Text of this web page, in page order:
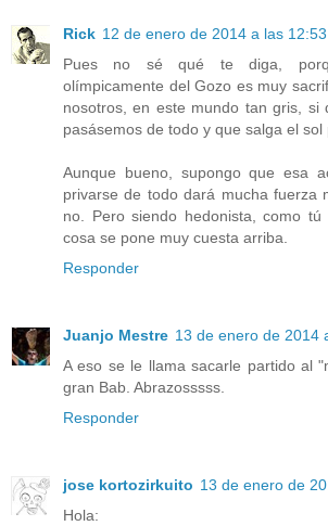
Rick 12 de enero de 2014 a las 12:53
Pues no sé qué te diga,
olímpicamente del Gozo es muy
nosotros, en este mundo tan gris, si
pasásemos de todo y que salga el sol
Aunque bueno, supongo que esa
privarse de todo dará mucha fuerza
no. Pero siendo hedonista, como tú
cosa se pone muy cuesta arriba.
Responder
Juanjo Mestre 13 de enero de 2014
A eso se le llama sacarle partido al
gran Bab. Abrazosssss.
Responder
jose kortozirkuito 13 de enero de
Hola: